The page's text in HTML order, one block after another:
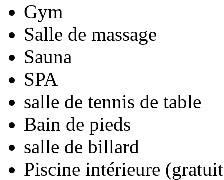
Gym
Salle de massage
Sauna
SPA
salle de tennis de table
Bain de pieds
salle de billard
Piscine intérieure